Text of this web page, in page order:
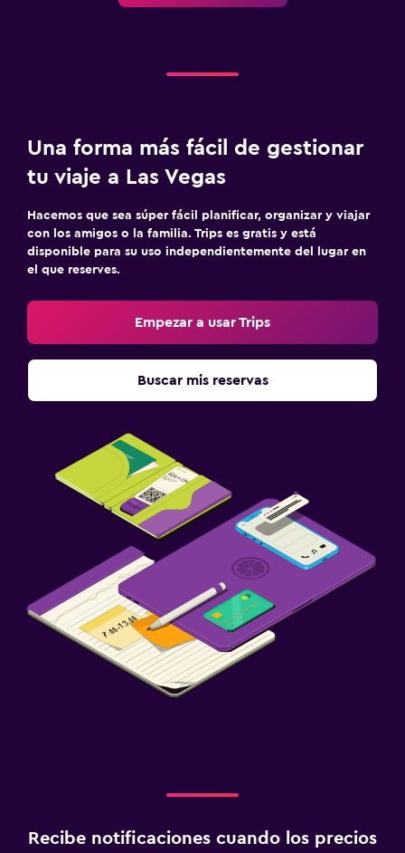
Una forma más fácil de gestionar
tu viaje a Las Vegas
Hacemos que sea súper fácil planificar, organizar y viajar
con los amigos o la familia. Trips es gratis y está
disponible para su uso independientemente del lugar en
el que reserves.
Empezar a usar Trips
Buscar mis reservas
Recibe notificaciones cuando los precios